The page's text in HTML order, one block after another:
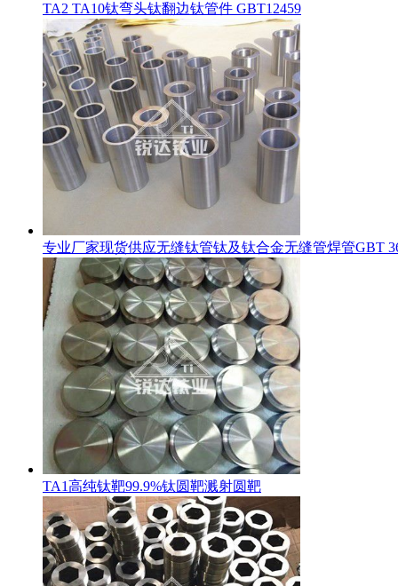
TA2 TA10钛弯头钛翻边钛管件 GBT12459
专业厂家现货供应无缝钛管钛及钛合金无缝管焊管GBT
TA1高纯钛靶99.9%钛圆靶溅射圆靶